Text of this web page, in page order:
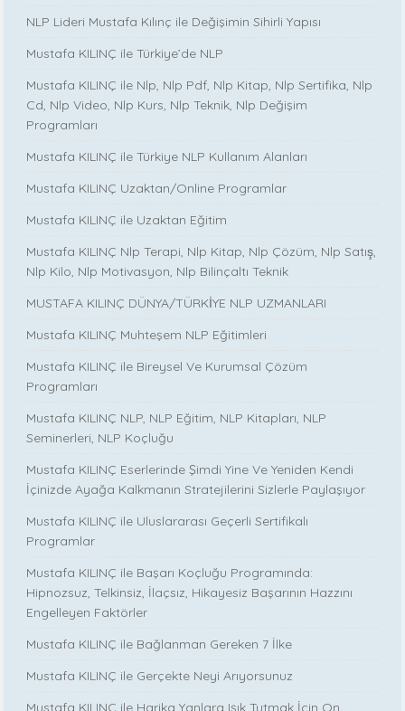
NLP Lideri Mustafa Kılınç ile Değişimin Sihirli Yapısı
Mustafa KILINÇ ile Türkiye’de NLP
Mustafa KILINÇ ile Nlp, Nlp Pdf, Nlp Kitap, Nlp Sertifika, Nlp
Cd, Nlp Video, Nlp Kurs, Nlp Teknik, Nlp Değişim
Programları
Mustafa KILINÇ ile Türkiye NLP Kullanım Alanları
Mustafa KILINÇ Uzaktan/Online Programlar
Mustafa KILINÇ ile Uzaktan Eğitim
Mustafa KILINÇ Nlp Terapi, Nlp Kitap, Nlp Çözüm, Nlp Satış,
Nlp Kilo, Nlp Motivasyon, Nlp Bilinçaltı Teknik
MUSTAFA KILINÇ DÜNYA/TÜRKİYE NLP UZMANLARI
Mustafa KILINÇ Muhteşem NLP Eğitimleri
Mustafa KILINÇ ile Bireysel Ve Kurumsal Çözüm
Programları
Mustafa KILINÇ NLP, NLP Eğitim, NLP Kitapları, NLP
Seminerleri, NLP Koçluğu
Mustafa KILINÇ Eserlerinde Şimdi Yine Ve Yeniden Kendi
İçinizde Ayağa Kalkmanın Stratejilerini Sizlerle Paylaşıyor
Mustafa KILINÇ ile Uluslararası Geçerli Sertifikalı
Programlar
Mustafa KILINÇ ile Başarı Koçluğu Programında:
Hipnozsuz, Telkinsiz, İlaçsız, Hikayesiz Başarının Hazzını
Engelleyen Faktörler
Mustafa KILINÇ ile Bağlanman Gereken 7 İlke
Mustafa KILINÇ ile Gerçekte Neyi Arıyorsunuz
Mustafa KILINÇ ile Harika Yanlara Işık Tutmak İçin On